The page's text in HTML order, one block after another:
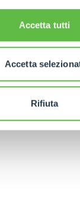
Accetta tutti
Accetta
Rifiuta